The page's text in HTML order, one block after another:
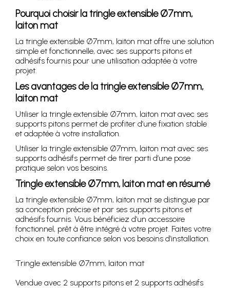
Pourquoi choisir la tringle extensible Ø7mm,
laiton mat
La tringle extensible Ø7mm, laiton mat offre une solution
simple et fonctionnelle, avec ses supports pitons et
adhésifs fournis pour une utilisation adaptée à votre
projet.
Les avantages de la tringle extensible Ø7mm,
laiton mat
Utiliser la tringle extensible Ø7mm, laiton mat avec ses
supports pitons permet de profiter d’une fixation stable
et adaptée à votre installation.
Utiliser la tringle extensible Ø7mm, laiton mat avec ses
supports adhésifs permet de tirer parti d’une pose
pratique selon vos besoins.
Tringle extensible Ø7mm, laiton mat en résumé
La tringle extensible Ø7mm, laiton mat se distingue par
sa conception précise et par ses supports pitons et
adhésifs fournis. Vous bénéficiez d’un accessoire
fonctionnel, prêt à être intégré à votre projet. Faites votre
choix en toute confiance selon vos besoins d’installation.
Tringle extensible Ø7mm, laiton mat
Vendue avec 2 supports pitons et 2 supports adhésifs